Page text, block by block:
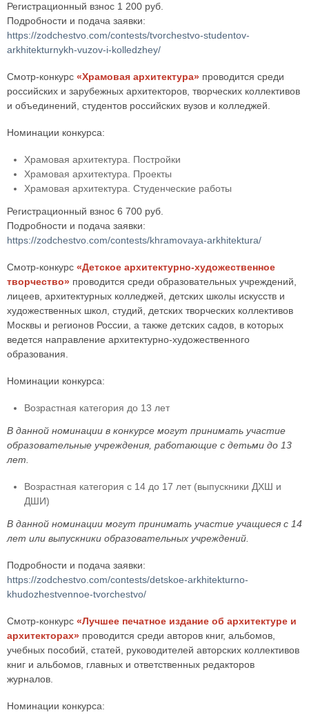
Регистрационный взнос 1 200 руб.
Подробности и подача заявки:
https://zodchestvo.com/contests/tvorchestvo-studentov-
arkhitekturnykh-vuzov-i-kolledzhey/
Смотр-конкурс «Храмовая архитектура» проводится среди
российских и зарубежных архитекторов, творческих коллективов
и объединений, студентов российских вузов и колледжей.
Номинации конкурса:
Храмовая архитектура. Постройки
Храмовая архитектура. Проекты
Храмовая архитектура. Студенческие работы
Регистрационный взнос 6 700 руб.
Подробности и подача заявки:
https://zodchestvo.com/contests/khramovaya-arkhitektura/
Смотр-конкурс «Детское архитектурно-художественное
творчество» проводится среди образовательных учреждений,
лицеев, архитектурных колледжей, детских школы искусств и
художественных школ, студий, детских творческих коллективов
Москвы и регионов России, а также детских садов, в которых
ведется направление архитектурно-художественного
образования.
Номинации конкурса:
Возрастная категория до 13 лет
В данной номинации в конкурсе могут принимать участие
образовательные учреждения, работающие с детьми до 13
лет.
Возрастная категория с 14 до 17 лет (выпускники ДХШ и
ДШИ)
В данной номинации могут принимать участие учащиеся с 14
лет или выпускники образовательных учреждений.
Подробности и подача заявки:
https://zodchestvo.com/contests/detskoe-arkhitekturno-
khudozhestvennoe-tvorchestvo/
Смотр-конкурс «Лучшее печатное издание об архитектуре и
архитекторах» проводится среди авторов книг, альбомов,
учебных пособий, статей, руководителей авторских коллективов
книг и альбомов, главных и ответственных редакторов
журналов.
Номинации конкурса: